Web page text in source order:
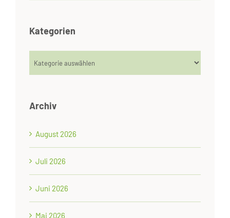
Kategorien
Kategorien
Archiv
August 2026
Juli 2026
Juni 2026
Mai 2026